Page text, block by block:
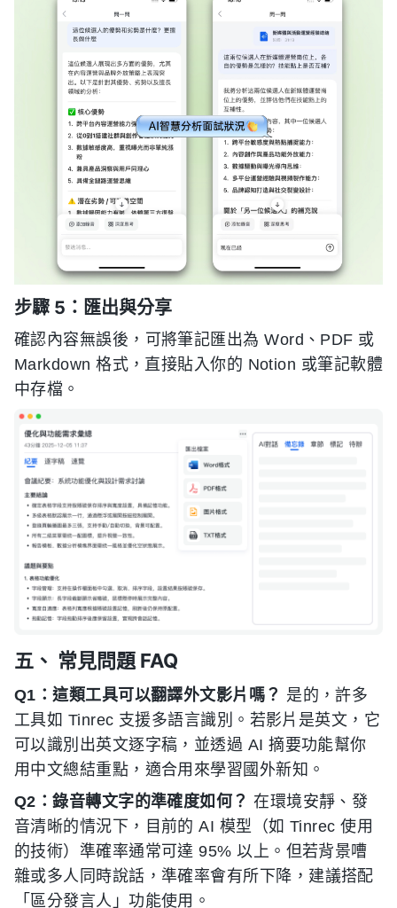
步驟 5：匯出與分享
確認內容無誤後，可將筆記匯出為 Word、PDF 或
Markdown 格式，直接貼入你的 Notion 或筆記軟體
中存檔。
五、 常見問題 FAQ
Q1：這類工具可以翻譯外文影片嗎？ 是的，許多
工具如 Tinrec 支援多語言識別。若影片是英文，它
可以識別出英文逐字稿，並透過 AI 摘要功能幫你
用中文總結重點，適合用來學習國外新知。
Q2：錄音轉文字的準確度如何？ 在環境安靜、發
音清晰的情況下，目前的 AI 模型（如 Tinrec 使用
的技術）準確率通常可達 95% 以上。但若背景嘈
雜或多人同時說話，準確率會有所下降，建議搭配
「區分發言人」功能使用。